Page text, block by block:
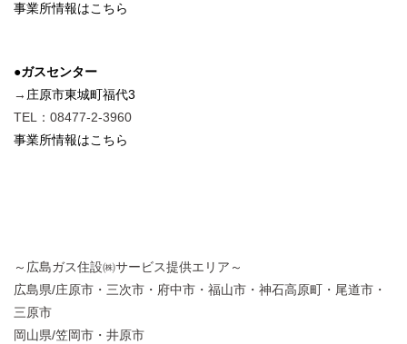
事業所情報はこちら
●ガスセンター
→ 庄原市東城町福代3
TEL：08477-2-3960
事業所情報はこちら
～広島ガス住設㈱サービス提供エリア～
広島県/庄原市・三次市・府中市・福山市・神石高原町・尾道市・
三原市
岡山県/笠岡市・井原市